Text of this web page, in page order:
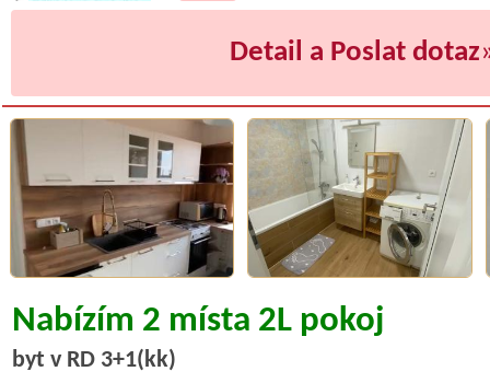
Detail a Poslat dotaz
Nabízím 2 místa 2L pokoj
byt v RD 3+1(kk)